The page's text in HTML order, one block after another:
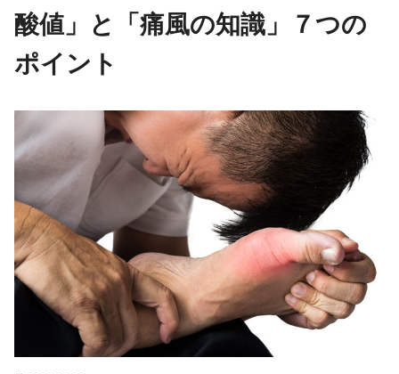
酸値」と「痛風の知識」７つの
ポイント